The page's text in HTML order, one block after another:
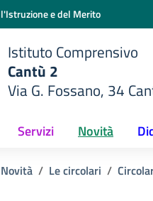
e del Merito
Istituto Comprensivo
Cantù 2
Via G. Fossano, 34
Servizi Novità
Novità Le circolari